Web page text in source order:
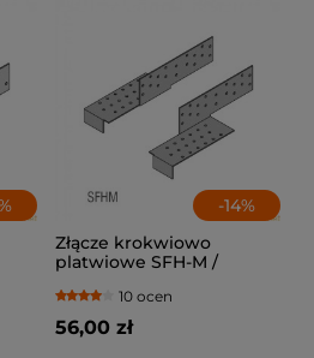
-14%
Złącze krokwiowo
platwiowe SFH-M /
10 ocen
56,00 zł